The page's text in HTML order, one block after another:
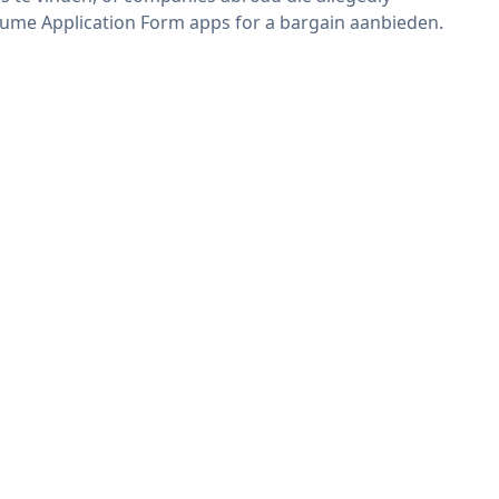
Application Form apps for a bargain aanbieden.